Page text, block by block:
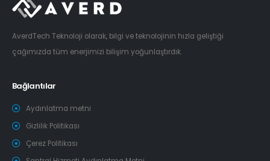
AverdTech Teknoloji olarak, bilgi ve teknolojinin hızla geliştiği
çağımızda tüm enerjimizi bilişim yoğunlaştırdık.
Bağlantılar
Aydınlatma metni
Gizlilik Politikası
Çerez Politikası